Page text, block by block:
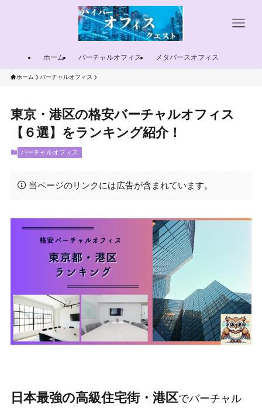
ホーム バーチャルオフィス メタバースオフィス
ホーム バーチャルオフィス
東京・港区の格安バーチャルオフィス
【６選】をランキング紹介！
バーチャルオフィス
当ページのリンクには広告が含まれています。
日本最強の高級住宅街・港区でバーチャル